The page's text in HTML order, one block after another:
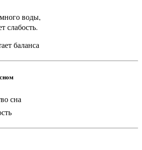
воды,
слабость.
баланса
сна